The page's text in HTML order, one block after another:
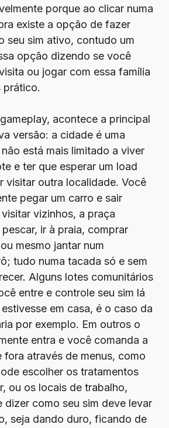
porque ao clicar numa
existe a opção de fazer
seu sim ativo, contudo um
opção dizendo se você
ou jogar com essa família
prático.
acontece a principal
versão: a cidade é uma
está mais limitado a viver
e ter que esperar um load
visitar outra localidade. Você
pegar um carro e sair
vizinhos, a praça
ir à praia, comprar
mesmo jantar num
tudo numa tacada só e sem
Alguns lotes comunitários
entre e controle seu sim lá
em casa, é o caso da
por exemplo. Em outros o
entra e você comanda a
fora através de menus, como
escolher os tratamentos
ou os locais de trabalho,
dizer como seu sim deve levar
seja dando duro, ficando de